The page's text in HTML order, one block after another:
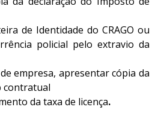
de Identidade do CRAGO ou
policial pelo extravio da
empresa, apresentar cópia da
contratual
da taxa de licença.